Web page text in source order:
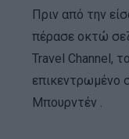
Πριν από την
πέρασε οκτώ
Travel Channel,
επικεντρωμένο
Μπουρντέν .